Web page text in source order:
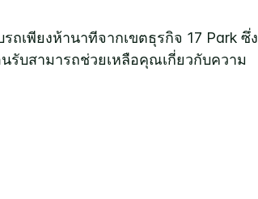
เพียงห้านาทีจากเขตธุรกิจ 17 Park ซึ่ง
รับสามารถช่วยเหลือคุณเกี่ยวกับความ